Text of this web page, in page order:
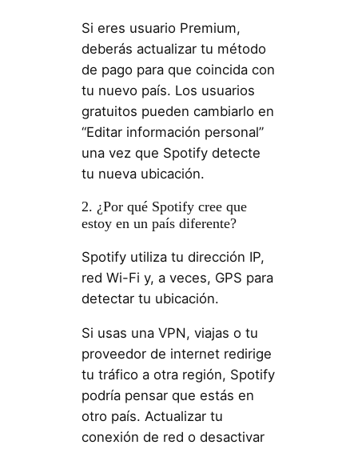
Si eres usuario Premium,
deberás actualizar tu método
de pago para que coincida con
tu nuevo país. Los usuarios
gratuitos pueden cambiarlo en
“Editar información personal”
una vez que Spotify detecte
tu nueva ubicación.
2. ¿Por qué Spotify cree que
estoy en un país diferente?
Spotify utiliza tu dirección IP,
red Wi-Fi y, a veces, GPS para
detectar tu ubicación.
Si usas una VPN, viajas o tu
proveedor de internet redirige
tu tráfico a otra región, Spotify
podría pensar que estás en
otro país. Actualizar tu
conexión de red o desactivar